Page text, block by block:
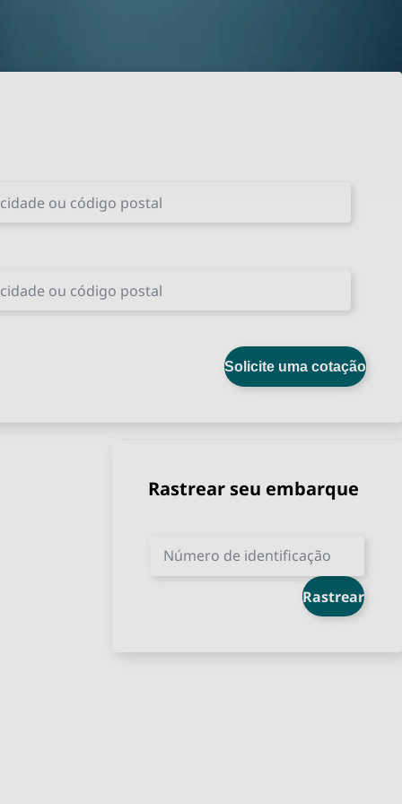
Rastrear seu embarque
Número de identificação
Rastrear